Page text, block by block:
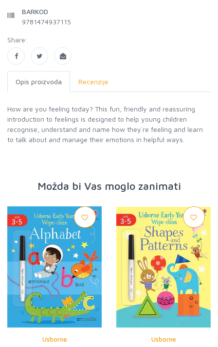
BARKOD
9781474937115
Share:
Opis proizvoda Recenzije
How are you feeling today? This fun, friendly and reassuring
introduction to feelings is designed to help young children
recognise, understand and name how they`re feeling and learn
to talk about and manage their emotions in helpful ways.
Možda bi Vas moglo zanimati
Usborne Usborne